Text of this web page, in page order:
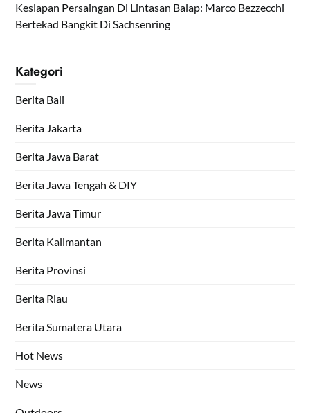
Kesiapan Persaingan Di Lintasan Balap: Marco Bezzecchi
Bertekad Bangkit Di Sachsenring
Kategori
Berita Bali
Berita Jakarta
Berita Jawa Barat
Berita Jawa Tengah & DIY
Berita Jawa Timur
Berita Kalimantan
Berita Provinsi
Berita Riau
Berita Sumatera Utara
Hot News
News